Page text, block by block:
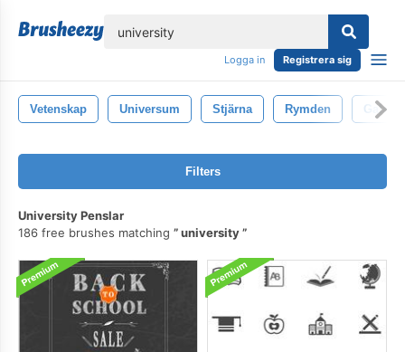
Logga in Registrera sig
Vetenskap Universum Stjärna Rymden Galax
Filters
University Penslar
186 free brushes matching
university